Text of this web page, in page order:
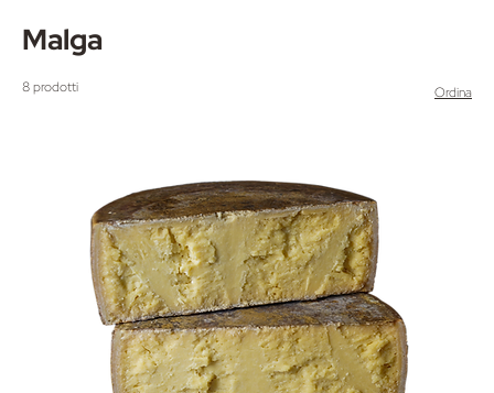
Malga
8 prodotti Ordina